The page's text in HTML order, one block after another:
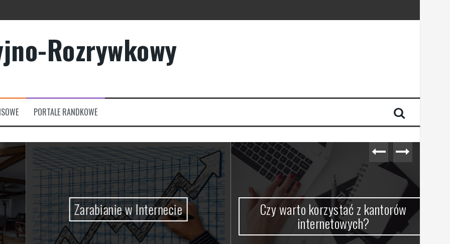
Rozrywkowy
PORTALE RANDKOWE
Zarabianie w Internecie Czy warto korzystać z kantorów
internetowych?